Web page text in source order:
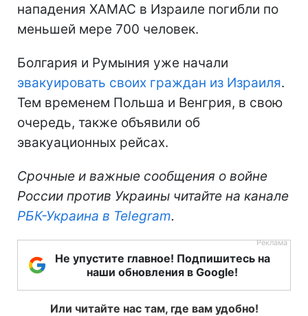
нападения ХАМАС в Израиле погибли по
меньшей мере 700 человек.
Болгария и Румыния уже начали
эвакуировать своих граждан из Израиля.
Тем временем Польша и Венгрия, в свою
очередь, также объявили об
эвакуационных рейсах.
Срочные и важные сообщения о войне
России против Украины читайте на канале
РБК-Украина в Telegram.
Не упустите главное! Подпишитесь на
наши обновления в Google!
Или читайте нас там, где вам удобно!